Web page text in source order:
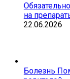
на
22.06.2026
Болезнь